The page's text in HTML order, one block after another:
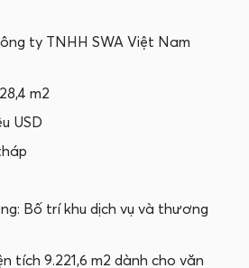
ty TNHH SWA Việt Nam
m2
USD
Bố trí khu dịch vụ và thương
tích 9.221,6 m2 dành cho văn